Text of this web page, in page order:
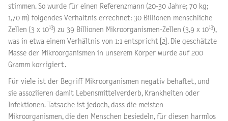
stimmen. So wurde für einen Referenzmann (20-30 Jahre; 70 kg;
1,70 m) folgendes Verhältnis errechnet: 30 Billionen menschliche
Zellen (3 x 1013) zu 39 Billionen Mikroorganismen-Zellen (3,9 x 1013),
was in etwa einem Verhältnis von 1:1 entspricht [2]. Die geschätzte
Masse der Mikroorganismen in unserem Körper wurde auf 200
Gramm korrigiert.
Für viele ist der Begriff Mikroorganismen negativ behaftet, und
sie assoziieren damit Lebensmittelverderb, Krankheiten oder
Infektionen. Tatsache ist jedoch, dass die meisten
Mikroorganismen, die den Menschen besiedeln, für diesen harmlos